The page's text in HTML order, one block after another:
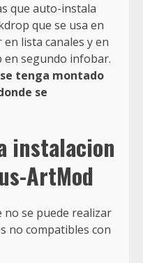
que auto-instala
que se usa en
lista canales y en
en segundo infobar.
tenga montado
se
instalacion
ArtMod
no se puede realizar
no compatibles con